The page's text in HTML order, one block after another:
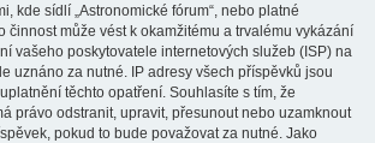
kde sídlí „Astronomické fórum“, nebo platné
činnost může vést k okamžitému a trvalému vykázání
vašeho poskytovatele internetových služeb (ISP) na
uznáno za nutné. IP adresy všech příspěvků jsou
těchto opatření. Souhlasíte s tím, že
právo odstranit, upravit, přesunout nebo uzamknout
pokud to bude považovat za nutné. Jako